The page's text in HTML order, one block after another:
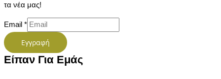
τα νέα μας!
Email *
Εγγραφή
Είπαν Για Εμάς